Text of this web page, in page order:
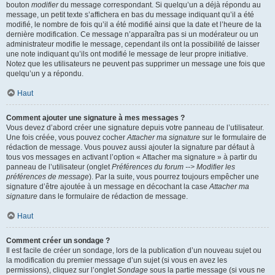
bouton modifierdu message correspondant. Si quelqu’un a déjà répondu au
message, un petit texte s’affichera en bas du message indiquant qu’il a été
modifié, le nombre de fois qu’il a été modifié ainsi que la date et l’heure de la
dernière modification. Ce message n’apparaîtra pas si un modérateur ou un
administrateur modifie le message, cependant ils ont la possibilité de laisser
une note indiquant qu’ils ont modifié le message de leur propre initiative.
Notez que les utilisateurs ne peuvent pas supprimer un message une fois que
quelqu’un y a répondu.
Haut
Comment ajouter une signature à mes messages ?
Vous devez d’abord créer une signature depuis votre panneau de l’utilisateur.
Une fois créée, vous pouvez cocherAttacher ma signature sur le formulaire de
rédaction de message. Vous pouvez aussi ajouter la signature par défaut à
tous vos messages en activant l’option « Attacher ma signature » à partir du
panneau de l’utilisateur (ongletPréférences du forum --> Modifier les
préférences de message). Par la suite, vous pourrez toujours empêcher une
signature d’être ajoutée à un message en décochant la caseAttacher ma
signature dans le formulaire de rédaction de message.
Haut
Comment créer un sondage ?
Il est facile de créer un sondage, lors de la publication d’un nouveau sujet ou
la modification du premier message d’un sujet (si vous en avez les
permissions), cliquez sur l’ongletSondage sous la partie message (si vous ne